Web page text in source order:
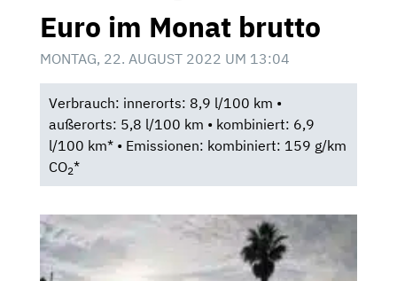
Euro im Monat brutto
MONTAG, 22. AUGUST 2022 UM 13:04
Verbrauch: innerorts: 8,9 l/100 km •
außerorts: 5,8 l/100 km • kombiniert: 6,9
l/100 km* • Emissionen: kombiniert: 159 g/km
CO2*